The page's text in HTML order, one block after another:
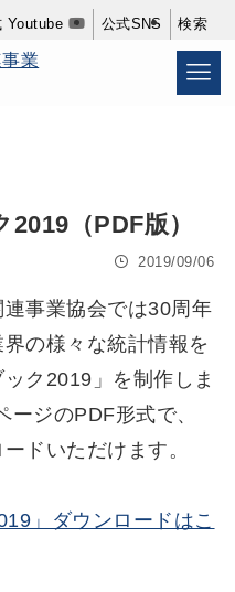
Youtube 公式SNS 検索
（PDF版）
2019/09/06
事業協会では30周年
の様々な統計情報を
ク2019」を制作しま
ージのPDF形式で、
ドいただけます。
」ダウンロードはこ